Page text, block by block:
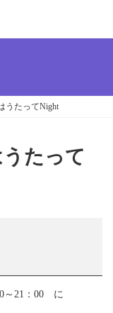
うたってNight
たって
～21：00 に